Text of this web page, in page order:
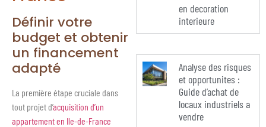
Définir votre
budget et obtenir
un financement
adapté
La première étape cruciale dans
tout projet d’acquisition d’un
appartement en Ile-de-France
en decoration
interieure
Analyse des risques
et opportunites :
Guide d’achat de
locaux industriels a
vendre